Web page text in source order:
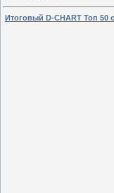
Итоговый D-CHART Топ 50